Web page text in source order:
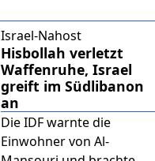
Israel-Nahost
Hisbollah verletzt
Waffenruhe, Israel
greift im Südlibanon
an
Die IDF warnte die
Einwohner von Al-